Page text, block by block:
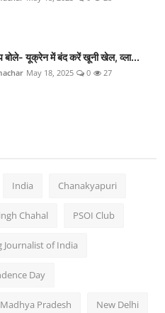
बोले- यूक्रेन में बंद करें खूनी खेल, व्ला...
May 18, 2025 0 27
India Chanakyapuri
Chahal PSOI Club
Journalist of India
Day
Madhya Pradesh New Delhi